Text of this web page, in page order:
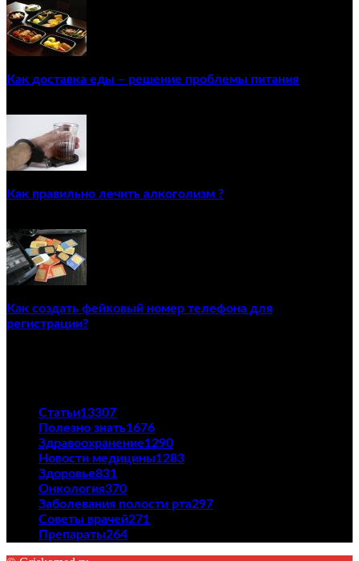
Как доставка еды – решение проблемы питания
Как правильно лечить алкоголизм ?
Как создать фейковый номер телефона для
регистрации?
Статьи13307
Полезно знать1676
Здравоохранение1290
Новости медицины1283
Здоровье831
Онкология370
Заболевания полости рта297
Советы врачей271
Препараты264